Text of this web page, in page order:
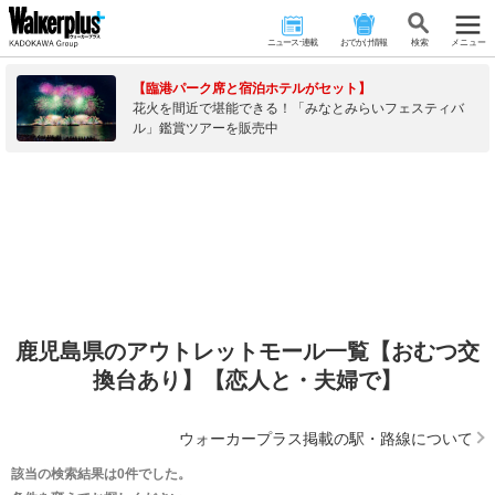
ニュース･連載 おでかけ情報 検 索 メニュー
【臨港パーク席と宿泊ホテルがセット】
花火を間近で堪能できる！「みなとみらいフェスティバ
ル」鑑賞ツアーを販売中
鹿児島県のアウトレットモール一覧【おむつ交
換台あり】【恋人と・夫婦で】
ウォーカープラス掲載の駅・路線について
該当の検索結果は0件でした。